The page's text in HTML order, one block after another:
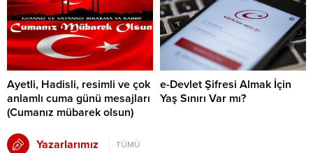
Ayetli, Hadisli, resimli ve çok
anlamlı cuma günü mesajları
(Cumanız mübarek olsun)
e-Devlet Şifresi Almak İçin
Yaş Sınırı Var mı?
Yazarlarımız TÜMÜ